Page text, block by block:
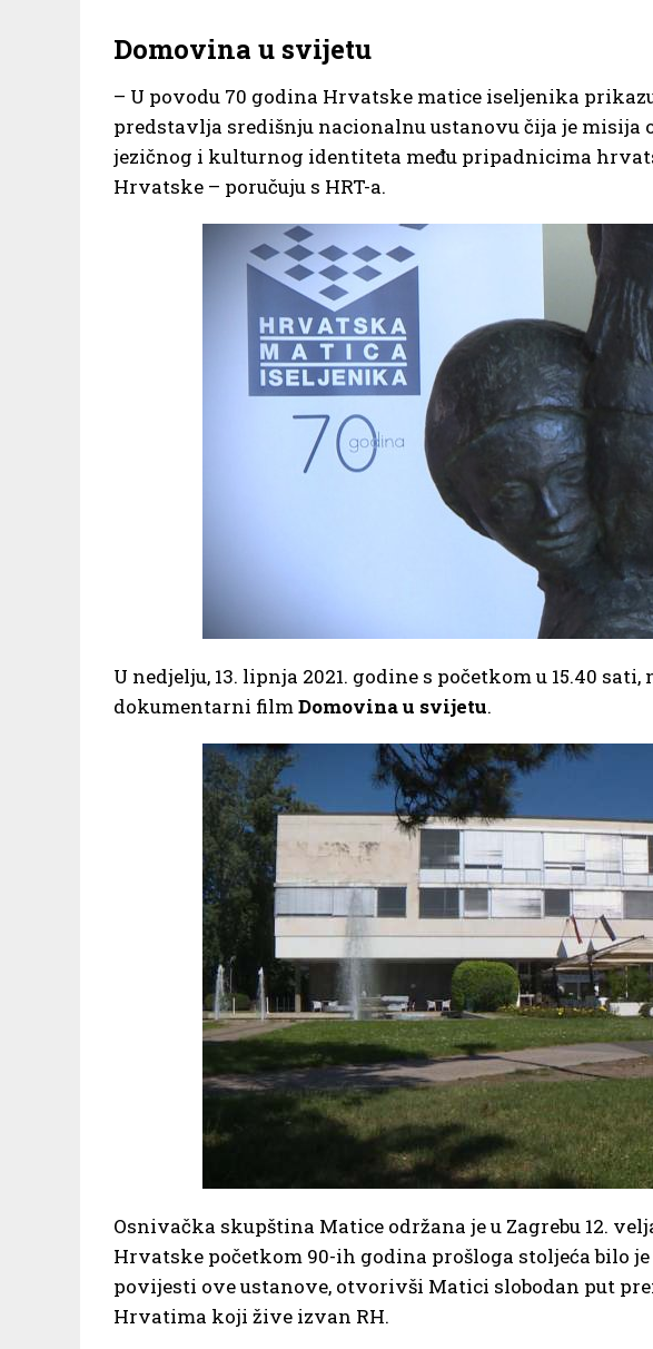
Domovina u svijetu
– U povodu 70 godina Hrvatske matice iseljenika
predstavlja središnju nacionalnu ustanovu čija je
jezičnog i kulturnog identiteta među pripadnicima
Hrvatske – poručuju s HRT-a.
U nedjelju, 13. lipnja 2021. godine s početkom u 15.40
dokumentarni film Domovina u svijetu.
Osnivačka skupština Matice održana je u Zagrebu 12.
Hrvatske početkom 90-ih godina prošloga stoljeća bilo
povijesti ove ustanove, otvorivši Matici slobodan put
Hrvatima koji žive izvan RH.